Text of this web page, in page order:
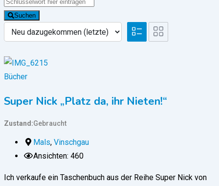
Suchen
Bücher
Super Nick „Platz da, ihr Nieten!“
Zustand Gebraucht
Mals, Vinschgau
Ansichten: 460
Ich verkaufe ein Taschenbuch aus der Reihe Super Nick von